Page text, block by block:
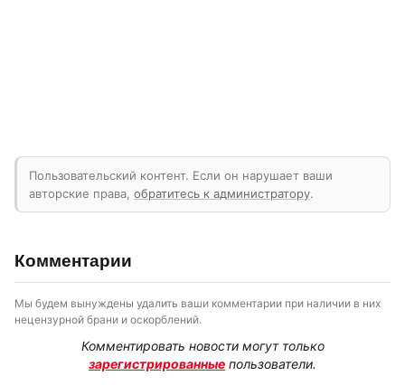
Пользовательский контент. Если он нарушает ваши
авторские права, обратитесь к администратору.
Комментарии
Мы будем вынуждены удалить ваши комментарии при наличии в них
нецензурной брани и оскорблений.
Комментировать новости могут только
зарегистрированные пользователи.